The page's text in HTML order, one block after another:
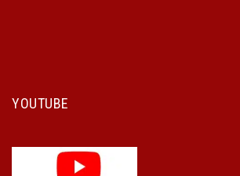
YOUTUBE